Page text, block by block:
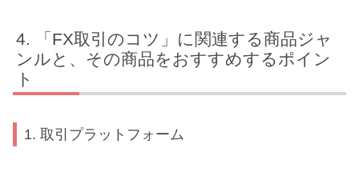
「FX取引のコツ」に関連する商品ジャ
ンルと、その商品をおすすめするポイン
ト
1. 取引プラットフォーム